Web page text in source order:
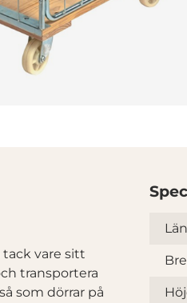
vare sitt
transportera
som dörrar på